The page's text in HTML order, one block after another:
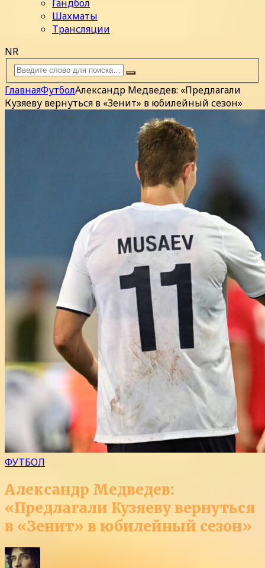
Гандбол
Шахматы
Трансляции
NR
ГлавнаяФутболАлександр Медведев: «Предлагали
Кузяеву вернуться в «Зенит» в юбилейный сезон»
ФУТБОЛ
Александр Медведев:
«Предлагали Кузяеву вернуться
в «Зенит» в юбилейный сезон»